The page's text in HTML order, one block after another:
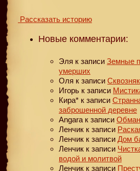
Рассказать историю
Новые комментарии:
Эля к записи Земные
умерших
Оля к записи Сквозняк
Игорь к записи
Кира* к записи
заброшенной деревне
Angara к записи
Ленчик к записи
Ленчик к записи Дом
Ленчик к записи
водой и молитвой
Ленчик к записи